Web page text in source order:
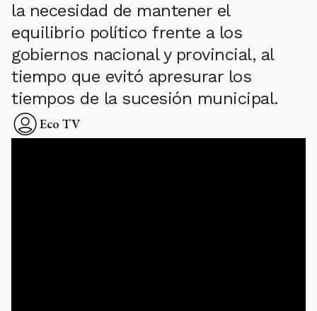
la necesidad de mantener el
equilibrio político frente a los
gobiernos nacional y provincial, al
tiempo que evitó apresurar los
tiempos de la sucesión municipal.
Eco TV